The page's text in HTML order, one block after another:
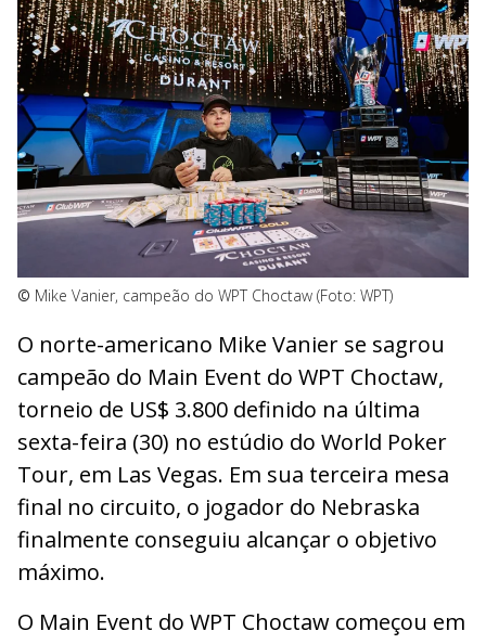
© Mike Vanier, campeão do WPT Choctaw (Foto: WPT)
O norte-americano Mike Vanier se sagrou
campeão do Main Event do WPT Choctaw,
torneio de US$ 3.800 definido na última
sexta-feira (30) no estúdio do World Poker
Tour, em Las Vegas. Em sua terceira mesa
final no circuito, o jogador do Nebraska
finalmente conseguiu alcançar o objetivo
máximo.
O Main Event do WPT Choctaw começou em